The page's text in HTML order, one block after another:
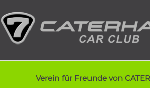
Inhalt
springen
Verein für Freunde von